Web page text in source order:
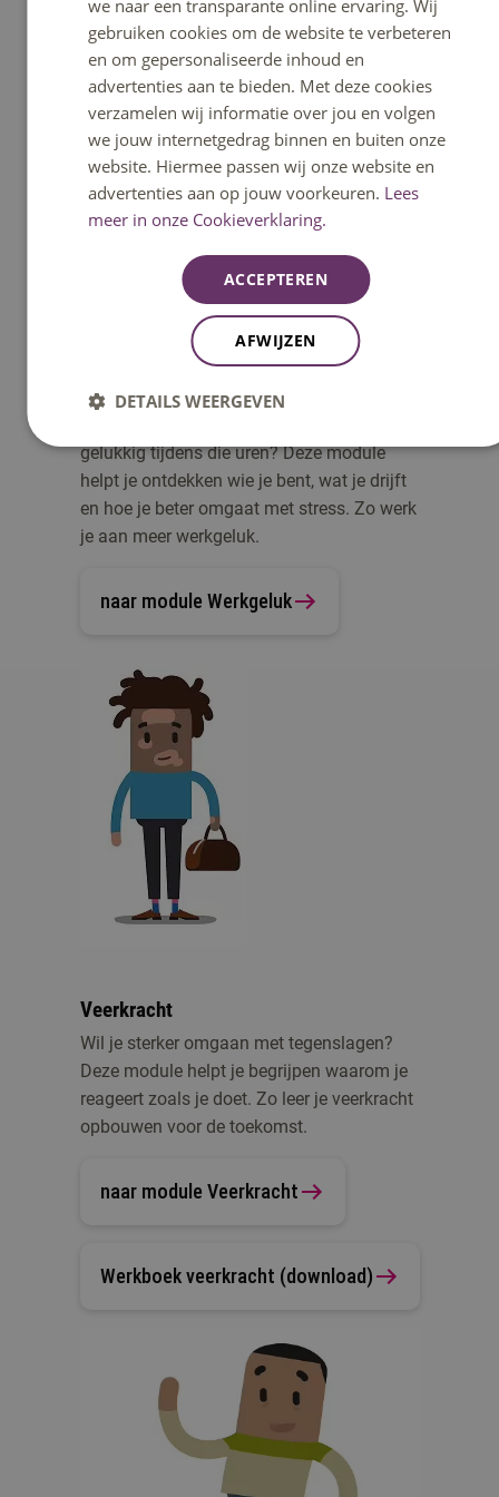
naar module Succesvol veranderen
Europeanen werken gemiddeld 37,5 uur per
gelukkig tijdens die uren? Deze module
helpt je ontdekken wie je bent, wat je drijft
en hoe je beter omgaat met stress. Zo werk
je aan meer werkgeluk.
naar module Werkgeluk
Veerkracht
Wil je sterker omgaan met tegenslagen?
Deze module helpt je begrijpen waarom je
reageert zoals je doet. Zo leer je veerkracht
opbouwen voor de toekomst.
naar module Veerkracht
Werkboek veerkracht (download)
we naar een transparante online ervaring. Wij
gebruiken cookies om de website te verbeteren
en om gepersonaliseerde inhoud en
advertenties aan te bieden. Met deze cookies
verzamelen wij informatie over jou en volgen
we jouw internetgedrag binnen en buiten onze
website. Hiermee passen wij onze website en
advertenties aan op jouw voorkeuren. Lees
meer in onze Cookieverklaring.
ACCEPTEREN
AFWIJZEN
DETAILS WEERGEVEN